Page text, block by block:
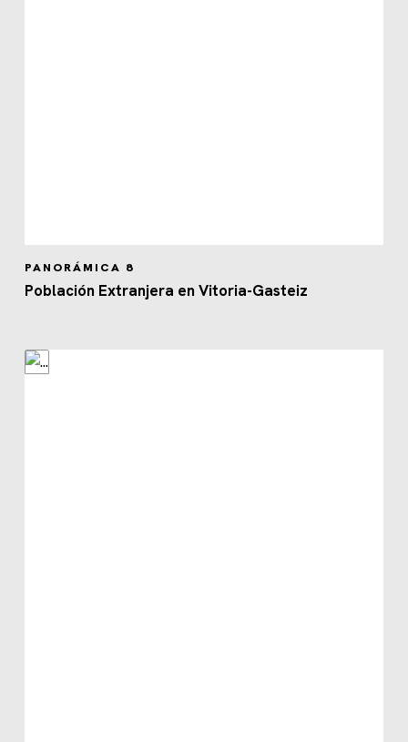
PANORÁMICA 8
Población Extranjera en Vitoria-Gasteiz